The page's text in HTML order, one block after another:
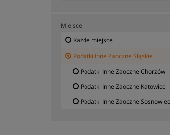
Miejsce
Każde miejsce
Podatki Inne Zaoczne Śląskie
Podatki Inne Zaoczne Chorzów
Podatki Inne Zaoczne Katowice
Podatki Inne Zaoczne Sosnowiec